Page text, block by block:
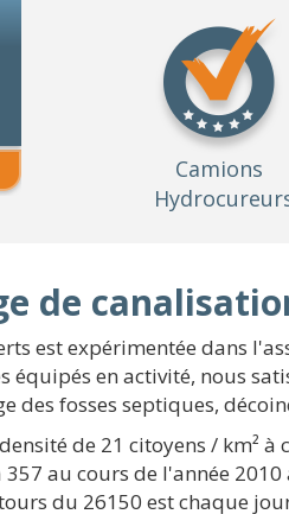
Camions
de
est expérimentée dans
équipés en activité, nous
des fosses septiques,
de 21 citoyens / km²
au cours de l'année
du 26150 est chaque